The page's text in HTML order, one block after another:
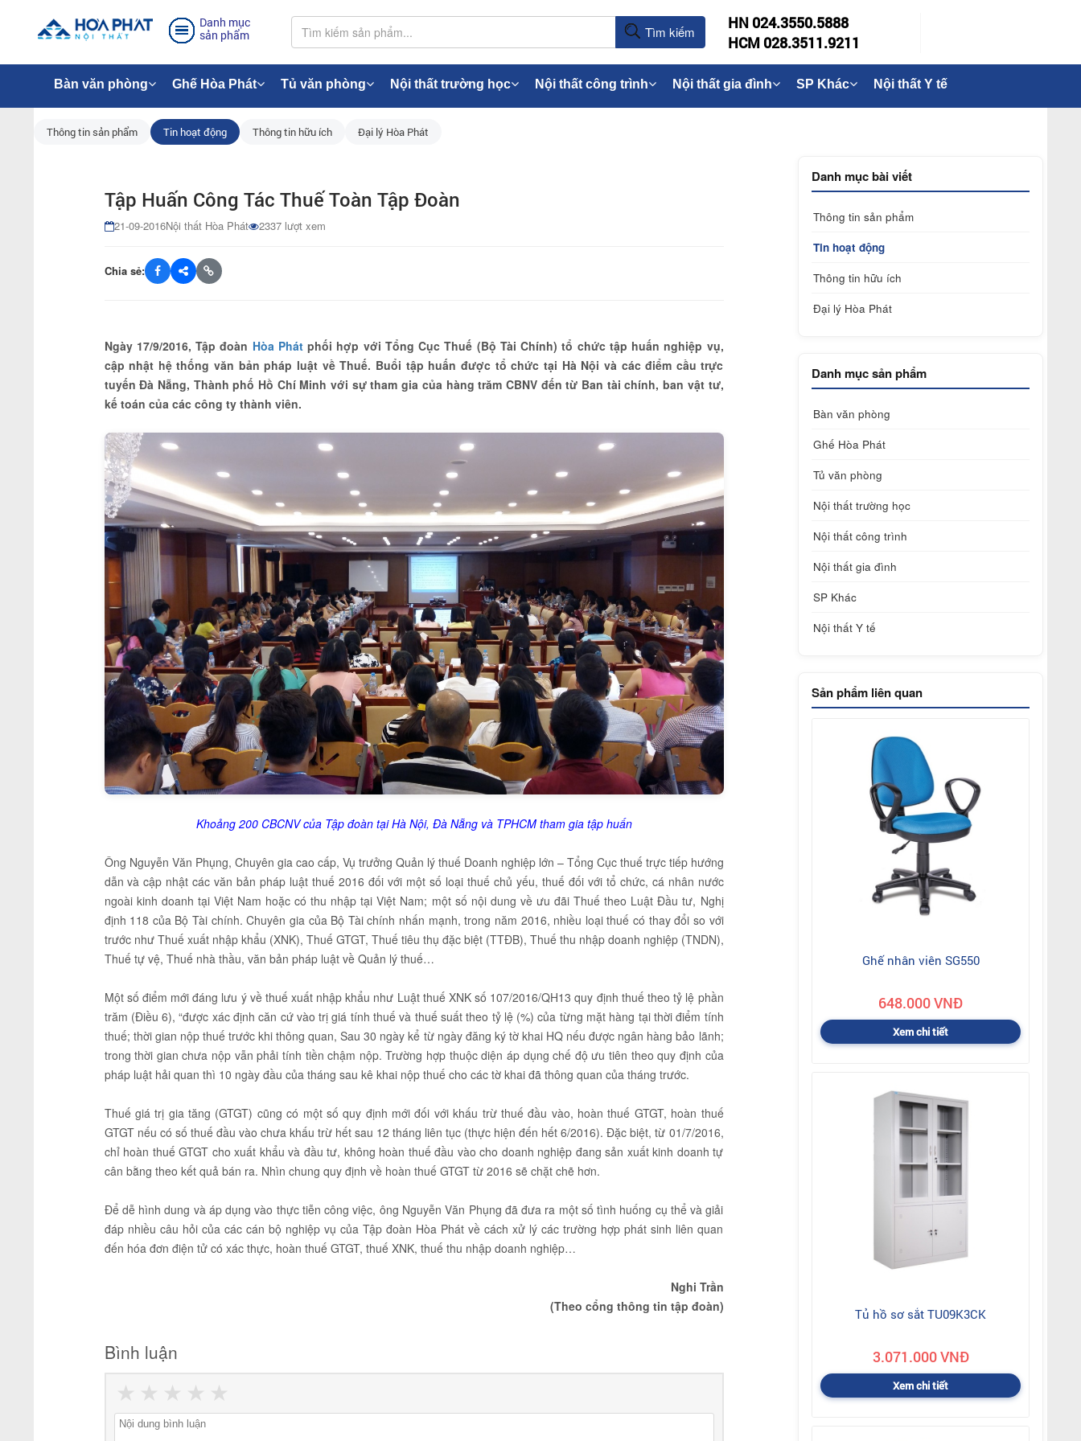
Danh mục
sản phẩm
Tìm kiếm
HN 024.3550.5888
HCM 028.3511.9211
Bàn văn phòng Ghế Hòa Phát Tủ văn phòng Nội thất trường học Nội thất công trình Nội thất gia đình SP Khác Nội thất Y tế
Thông tin sản phẩm Tin hoạt động Thông tin hữu ích Đại lý Hòa Phát
Tập Huấn Công Tác Thuế Toàn Tập Đoàn
21-09-2016Nội thất Hòa Phát 2337 lượt xem
Chia sẻ:
Ngày 17/9/2016, Tập đoàn Hòa Phátphối hợp với Tổng Cục Thuế (Bộ Tài Chính) tổ chức tập huấn nghiệp vụ,
cập nhật hệ thống văn bản pháp luật về Thuế. Buổi tập huấn được tổ chức tại Hà Nội và các điểm cầu trực
tuyến Đà Nẵng, Thành phố Hồ Chí Minh với sự tham gia của hàng trăm CBNV đến từ Ban tài chính, ban vật tư,
kế toán của các công ty thành viên.
Khoảng 200 CBCNV của Tập đoàn tại Hà Nội, Đà Nẵng và TPHCM tham gia tập huấn
Ông Nguyễn Văn Phụng, Chuyên gia cao cấp, Vụ trưởng Quản lý thuế Doanh nghiệp lớn – Tổng Cục thuế trực tiếp hướng
dẫn và cập nhật các văn bản pháp luật thuế 2016 đối với một số loại thuế chủ yếu, thuế đối với tổ chức, cá nhân nước
ngoài kinh doanh tại Việt Nam hoặc có thu nhập tại Việt Nam; một số nội dung về ưu đãi Thuế theo Luật Đầu tư, Nghị
định 118 của Bộ Tài chính. Chuyên gia của Bộ Tài chính nhấn mạnh, trong năm 2016, nhiều loại thuế có thay đổi so với
trước như Thuế xuất nhập khẩu (XNK), Thuế GTGT, Thuế tiêu thụ đặc biệt (TTĐB), Thuế thu nhập doanh nghiệp (TNDN),
Thuế tự vệ, Thuế nhà thầu, văn bản pháp luật về Quản lý thuế…
Một số điểm mới đáng lưu ý về thuế xuất nhập khẩu như Luật thuế XNK số 107/2016/QH13 quy định thuế theo tỷ lệ phần
trăm (Điều 6), “được xác định căn cứ vào trị giá tính thuế và thuế suất theo tỷ lệ (%) của từng mặt hàng tại thời điểm tính
thuế; thời gian nộp thuế trước khi thông quan, Sau 30 ngày kể từ ngày đăng ký tờ khai HQ nếu được ngân hàng bảo lãnh;
trong thời gian chưa nộp vẫn phải tính tiền chậm nộp. Trường hợp thuộc diện áp dụng chế độ ưu tiên theo quy định của
pháp luật hải quan thì 10 ngày đầu của tháng sau kê khai nộp thuế cho các tờ khai đã thông quan của tháng trước.
Thuế giá trị gia tăng (GTGT) cũng có một số quy định mới đối với khấu trừ thuế đầu vào, hoàn thuế GTGT, hoàn thuế
GTGT nếu có số thuế đầu vào chưa khấu trừ hết sau 12 tháng liên tục (thực hiện đến hết 6/2016). Đặc biệt, từ 01/7/2016,
chỉ hoàn thuế GTGT cho xuất khẩu và đầu tư, không hoàn thuế đầu vào cho doanh nghiệp đang sản xuất kinh doanh tự
cân bằng theo kết quả bán ra. Nhìn chung quy định về hoàn thuế GTGT từ 2016 sẽ chặt chẽ hơn.
Để dễ hình dung và áp dụng vào thực tiễn công việc, ông Nguyễn Văn Phụng đã đưa ra một số tình huống cụ thể và giải
đáp nhiều câu hỏi của các cán bộ nghiệp vụ của Tập đoàn Hòa Phát về cách xử lý các trường hợp phát sinh liên quan
đến hóa đơn điện tử có xác thực, hoàn thuế GTGT, thuế XNK, thuế thu nhập doanh nghiệp…
Nghi Trần
(Theo cổng thông tin tập đoàn)
Bình luận
★
★
★
★
★
Danh mục bài viết
Thông tin sản phẩm
Tin hoạt động
Thông tin hữu ích
Đại lý Hòa Phát
Danh mục sản phẩm
Bàn văn phòng
Ghế Hòa Phát
Tủ văn phòng
Nội thất trường học
Nội thất công trình
Nội thất gia đình
SP Khác
Nội thất Y tế
Sản phẩm liên quan
Ghế nhân viên SG550
648.000 VNĐ
Xem chi tiết
Tủ hồ sơ sắt TU09K3CK
3.071.000 VNĐ
Xem chi tiết